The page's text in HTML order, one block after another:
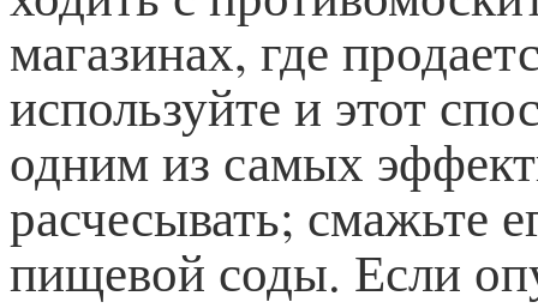
магазинах, где
используйте и этот
одним из самых
расчесывать; смажьте
пищевой соды. Если